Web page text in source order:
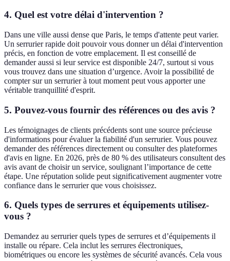
4. Quel est votre délai d'intervention ?
Dans une ville aussi dense que Paris, le temps d'attente peut varier.
Un serrurier rapide doit pouvoir vous donner un délai d'intervention
précis, en fonction de votre emplacement. Il est conseillé de
demander aussi si leur service est disponible 24/7, surtout si vous
vous trouvez dans une situation d’urgence. Avoir la possibilité de
compter sur un serrurier à tout moment peut vous apporter une
véritable tranquillité d'esprit.
5. Pouvez-vous fournir des références ou des avis ?
Les témoignages de clients précédents sont une source précieuse
d'informations pour évaluer la fiabilité d'un serrurier. Vous pouvez
demander des références directement ou consulter des plateformes
d'avis en ligne. En 2026, près de 80 % des utilisateurs consultent des
avis avant de choisir un service, soulignant l’importance de cette
étape. Une réputation solide peut significativement augmenter votre
confiance dans le serrurier que vous choisissez.
6. Quels types de serrures et équipements utilisez-
vous ?
Demandez au serrurier quels types de serrures et d’équipements il
installe ou répare. Cela inclut les serrures électroniques,
biométriques ou encore les systèmes de sécurité avancés. Cela vous